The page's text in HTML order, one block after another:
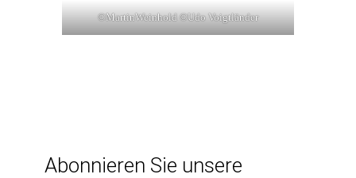
©MartinWeinhold ©Udo Voigtländer
Abonnieren Sie unsere